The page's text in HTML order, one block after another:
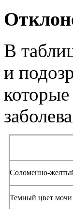
В
и
Соломенно-
Темный цвет